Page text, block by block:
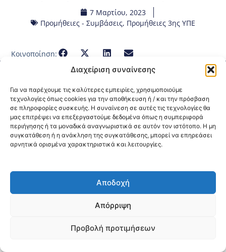
Διαχείριση συναίνεσης
Για να παρέχουμε τις καλύτερες εμπειρίες, χρησιμοποιούμε
τεχνολογίες όπως cookies για την αποθήκευση ή / και την πρόσβαση
σε πληροφορίες συσκευής. Η συναίνεση σε αυτές τις τεχνολογίες θα
μας επιτρέψει να επεξεργαστούμε δεδομένα όπως η συμπεριφορά
περιήγησης ή τα μοναδικά αναγνωριστικά σε αυτόν τον ιστότοπο. Η μη
συγκατάθεση ή η ανάκληση της συγκατάθεσης, μπορεί να επηρεάσει
αρνητικά ορισμένα χαρακτηριστικά και λειτουργίες.
Αποδοχή
Απόρριψη
Προβολή προτιμήσεων
7 Μαρτίου, 2023
Προμήθειες - Συμβάσεις, Προμήθειες 3ης ΥΠΕ
Κοινοποίηση:
@2026 3ype.gr All rights reserved
Πολιτική Προστασίας Δεδομένων
Θεσσαλονίκη, ΕλλάδαΤηλ: +30 2311 226 200
email: 3ype@3ype.gr
Page Visits: 00013 Website Visits: 1601425